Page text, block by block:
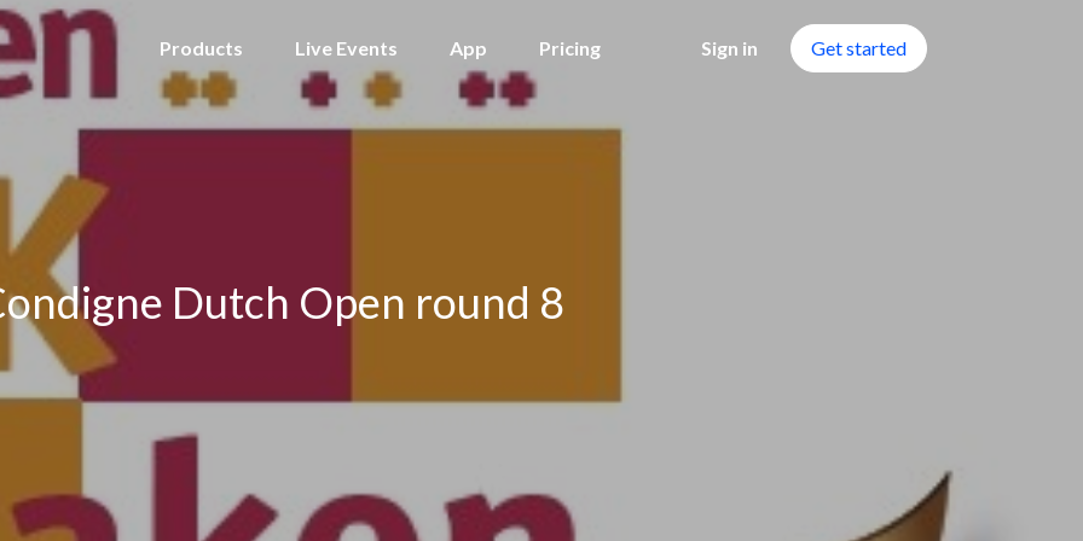
Products Live Events App Pricing Sign in Get started
Dutch Open round 8